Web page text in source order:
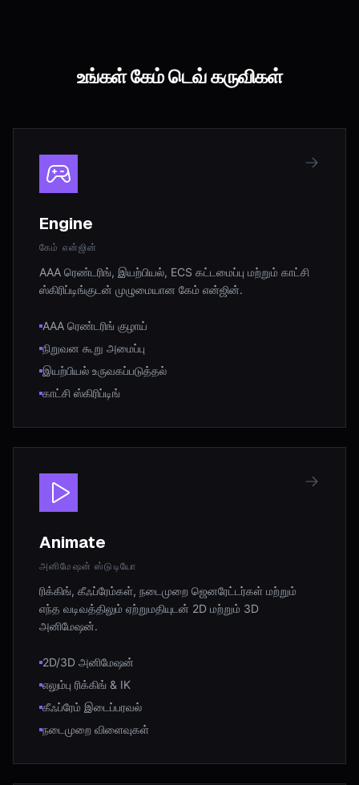
உங்கள் கேம் டெவ் கருவிகள்
Engine
கேம் என்ஜின்
AAA ரெண்டரிங், இயற்பியல், ECS கட்டமைப்பு மற்றும் காட்சி
ஸ்கிரிப்டிங்குடன் முழுமையான கேம் என்ஜின்.
AAA ரெண்டரிங் குழாய்
நிறுவன கூறு அமைப்பு
இயற்பியல் உருவகப்படுத்தல்
காட்சி ஸ்கிரிப்டிங்
Animate
அனிமேஷன் ஸ்டுடியோ
ரிக்கிங், கீஃப்ரேம்கள், நடைமுறை ஜெனரேட்டர்கள் மற்றும்
எந்த வடிவத்திலும் ஏற்றுமதியுடன் 2D மற்றும் 3D
அனிமேஷன்.
2D/3D அனிமேஷன்
எலும்பு ரிக்கிங் & IK
கீஃப்ரேம் இடைப்பரவல்
நடைமுறை விளைவுகள்